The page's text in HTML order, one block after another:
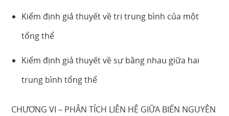
Kiểm định giả thuyết về trị trung bình của một
tổng thể
Kiểm định giả thuyết về sự bằng nhau giữa hai
trung bình tổng thể
CHƯƠNG VI – PHÂN TÍCH LIÊN HỆ GIỮA BIẾN NGUYÊN